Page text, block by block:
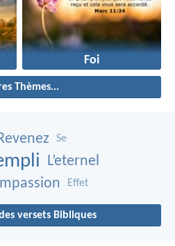
Foi
Thèmes...
Se
L’eternel
Effet
versets Bibliques